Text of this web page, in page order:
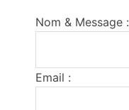
Nom & Message :
Email :